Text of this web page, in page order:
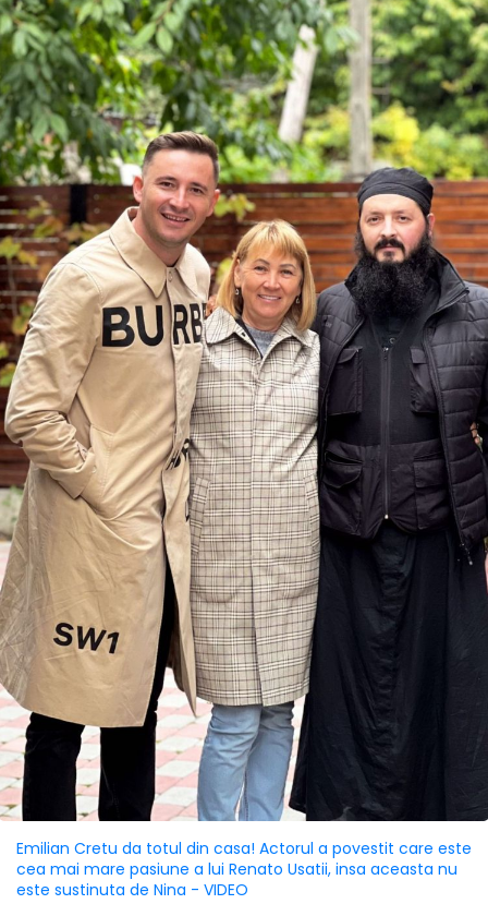
Emilian Cretu da totul din casa! Actorul a povestit care este
cea mai mare pasiune a lui Renato Usatii, insa aceasta nu
este sustinuta de Nina - VIDEO